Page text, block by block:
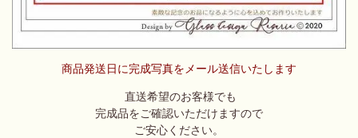
商品発送日に完成写真をメール送信いたします
直送希望のお客様でも
完成品をご確認いただけますので
ご安心ください。